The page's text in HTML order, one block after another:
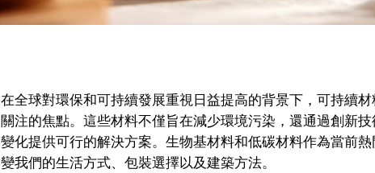
在全球對環保和可持續發展重視日益提高的背景下，可持續
關注的焦點。這些材料不僅旨在減少環境污染，還通過創新
變化提供可行的解決方案。生物基材料和低碳材料作為當前
變我們的生活方式、包裝選擇以及建築方法。